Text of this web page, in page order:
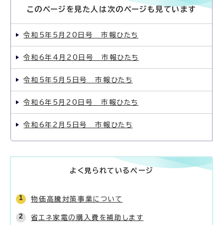
このページを見た人は次のページも見ています
令和5年5月20日号 市報ひたち
令和6年4月20日号 市報ひたち
令和5年5月5日号 市報ひたち
令和6年5月20日号 市報ひたち
令和6年2月5日号 市報ひたち
よく見られているページ
物価高騰対策事業について
省エネ家電の購入費を補助します